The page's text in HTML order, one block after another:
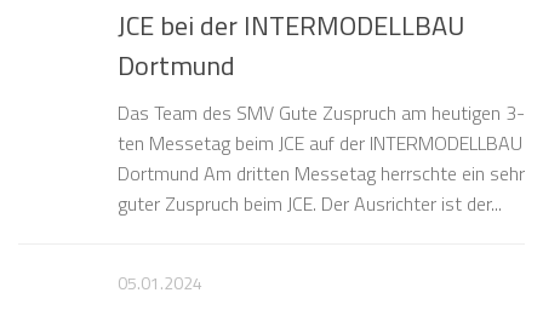
JCE bei der INTERMODELLBAU
Dortmund
Das Team des SMV Gute Zuspruch am heutigen 3-
ten Messetag beim JCE auf der INTERMODELLBAU
Dortmund Am dritten Messetag herrschte ein sehr
guter Zuspruch beim JCE. Der Ausrichter ist der...
05.01.2024